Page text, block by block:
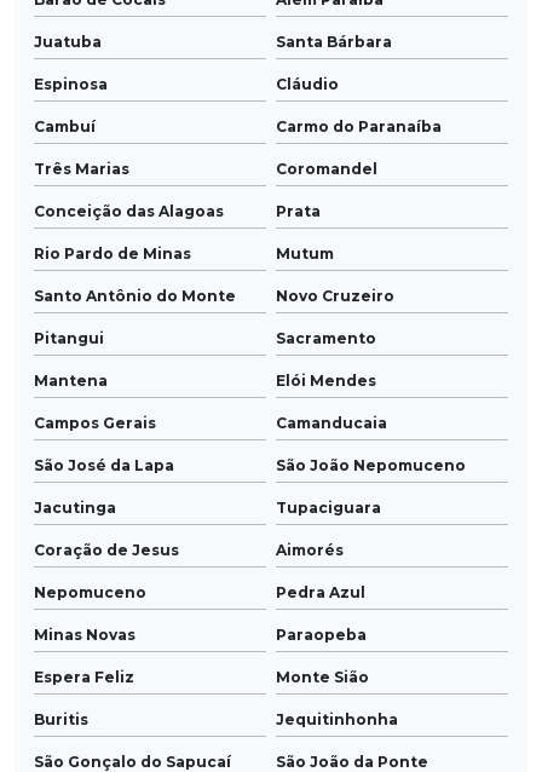
Juatuba Santa Bárbara
Espinosa Cláudio
Cambuí Carmo do Paranaíba
Três Marias Coromandel
Conceição das Alagoas Prata
Rio Pardo de Minas Mutum
Santo Antônio do Monte Novo Cruzeiro
Pitangui Sacramento
Mantena Elói Mendes
Campos Gerais Camanducaia
São José da Lapa São João Nepomuceno
Jacutinga Tupaciguara
Coração de Jesus Aimorés
Nepomuceno Pedra Azul
Minas Novas Paraopeba
Espera Feliz Monte Sião
Buritis Jequitinhonha
São Gonçalo do Sapucaí São João da Ponte